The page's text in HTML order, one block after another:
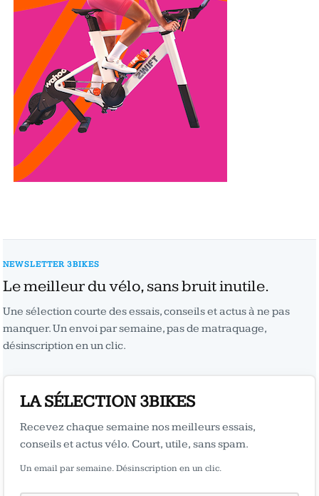
NEWSLETTER 3BIKES
Le meilleur du vélo, sans bruit inutile.
Une sélection courte des essais, conseils et actus à ne pas
manquer. Un envoi par semaine, pas de matraquage,
désinscription en un clic.
LA SÉLECTION 3BIKES
Recevez chaque semaine nos meilleurs essais,
conseils et actus vélo. Court, utile, sans spam.
Un email par semaine. Désinscription en un clic.